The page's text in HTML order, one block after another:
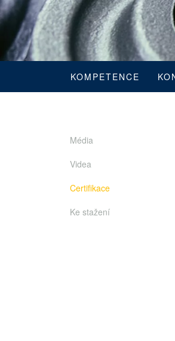
KOMPETENCE
Média
Videa
Certifikace
Ke stažení